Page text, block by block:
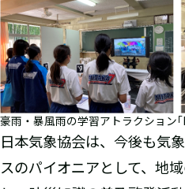
豪雨・暴風雨の学習アトラクション
日本気象協会は、今後も気
スのパイオニアとして、地